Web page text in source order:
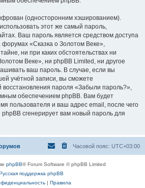
(односторонним хэшированием).
этот же самый пароль,
Ваш пароль является средством доступа
форумах «Сказка о Золотом Веке»,
ни при каких обстоятельствах ни
Веке», ни phpBB Limited, ни другое
ваш пароль. В случае, если вы
учётной записи, вы сможете
восстановления пароля «Забыли пароль?»,
обеспечением phpBB. Вам будет
пользователя и ваш адрес email, после чего
сгенерирует вам новый пароль для
Часовой пояс: UTC+03:00
phpBB® Forum Software © phpBB Limited
поддержка phpBB
| Правила